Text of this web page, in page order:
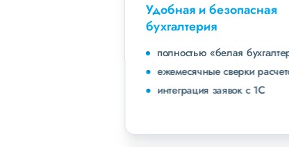
Удобная и безопасная
полностью «белая бухгалтерия»
ежемесячные сверки расчетов с клиентами
интеграция заявок с 1С